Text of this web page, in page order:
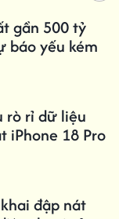
gần 500 tỷ
báo yếu kém
rò rỉ dữ liệu
iPhone 18 Pro
đập nát